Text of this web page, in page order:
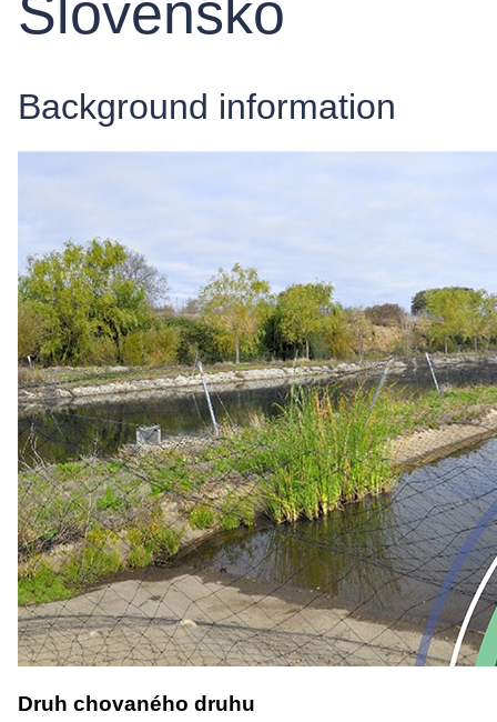
Slovensko
Background information
Druh chovaného druhu